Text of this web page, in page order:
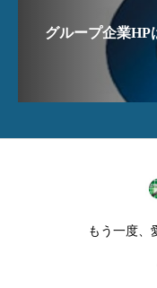
グループ企業HP
もう一度、